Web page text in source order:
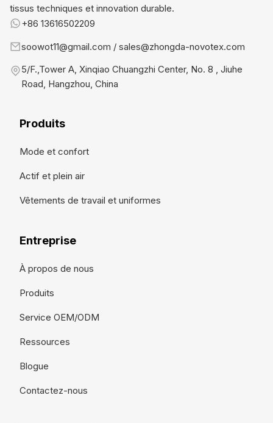
tissus techniques et innovation durable.
+86 13616502209
soowot11@gmail.com / sales@zhongda-novotex.com
5/F.,Tower A, Xinqiao Chuangzhi Center, No. 8 , Jiuhe
Road, Hangzhou, China
Produits
Mode et confort
Actif et plein air
Vêtements de travail et uniformes
Entreprise
À propos de nous
Produits
Service OEM/ODM
Ressources
Blogue
Contactez-nous